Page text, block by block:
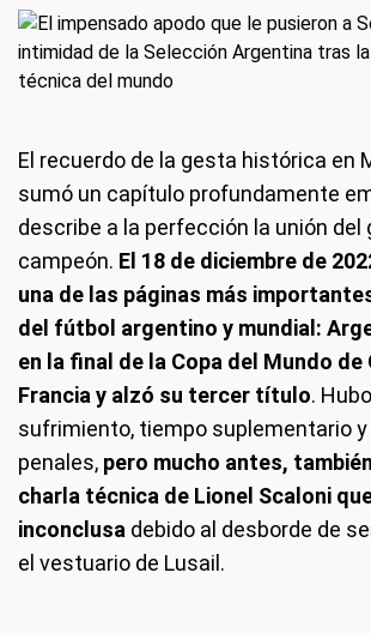
El recuerdo de la gesta histórica en
sumó un capítulo profundamente
describe a la perfección la unión del
campeón. El 18 de diciembre de
una de las páginas más
del fútbol argentino y mundial:
en la final de la Copa del Mundo de
Francia y alzó su tercer título.
sufrimiento, tiempo suplementario y
penales, pero mucho antes,
charla técnica de Lionel Scaloni
inconclusa debido al desborde de
el vestuario de Lusail.